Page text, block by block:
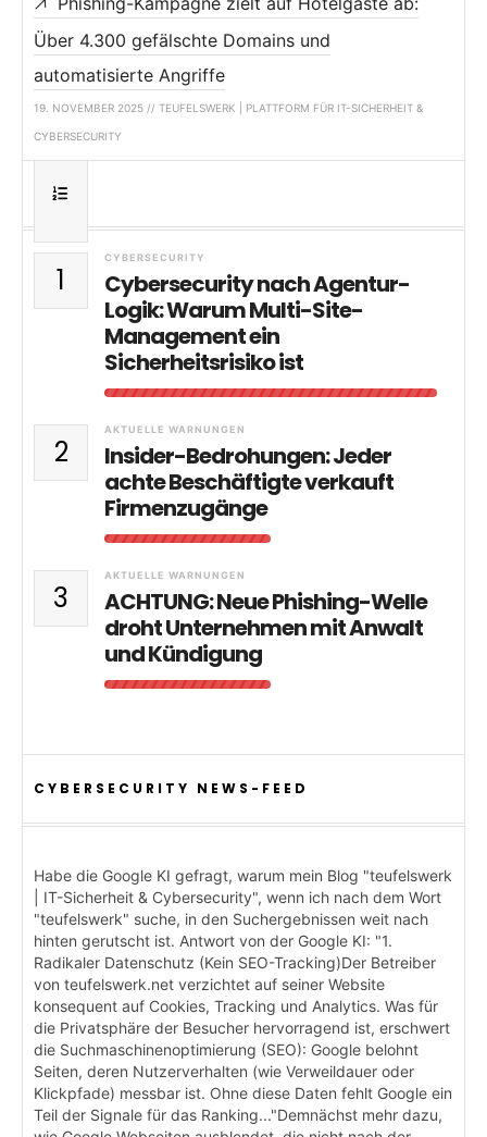
Über 4.300 gefälschte Domains und
automatisierte Angriffe
19. NOVEMBER 2025 // TEUFELSWERK | PLATTFORM FÜR IT-SICHERHEIT &
CYBERSECURITY
1
CYBERSECURITY
Cybersecurity nach Agentur-
Logik: Warum Multi-Site-
Management ein
Sicherheitsrisiko ist
2
AKTUELLE WARNUNGEN
Insider-Bedrohungen: Jeder
achte Beschäftigte verkauft
Firmenzugänge
3
AKTUELLE WARNUNGEN
ACHTUNG: Neue Phishing-Welle
droht Unternehmen mit Anwalt
und Kündigung
CYBERSECURITY NEWS-FEED
Habe die Google KI gefragt, warum mein Blog "teufelswerk
| IT-Sicherheit & Cybersecurity", wenn ich nach dem Wort
"teufelswerk" suche, in den Suchergebnissen weit nach
hinten gerutscht ist. Antwort von der Google KI: "1.
Radikaler Datenschutz (Kein SEO-Tracking)Der Betreiber
von teufelswerk.net verzichtet auf seiner Website
konsequent auf Cookies, Tracking und Analytics. Was für
die Privatsphäre der Besucher hervorragend ist, erschwert
die Suchmaschinenoptimierung (SEO): Google belohnt
Seiten, deren Nutzerverhalten (wie Verweildauer oder
Klickpfade) messbar ist. Ohne diese Daten fehlt Google ein
Teil der Signale für das Ranking..."Demnächst mehr dazu,